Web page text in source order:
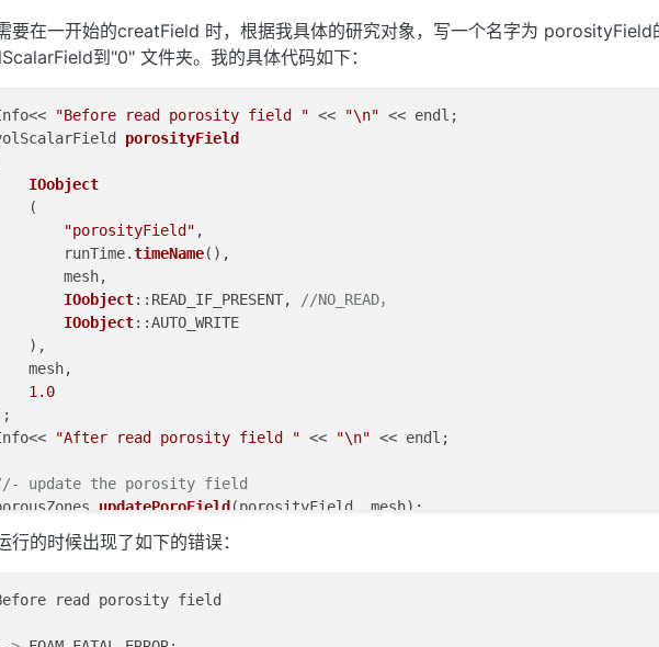
要在一开始的creatField 时，根据我具体的研究对象，写一个名字为 porosityField
到"0" 文件夹。我的具体代码如下：
"Before read porosity field " << "\n" << endl;
porosityField
IOobject
(
"porosityField" ,
runTime.
timeName(),
mesh,
IOobject::READ_IF_PRESENT, //NO_READ，
IOobject::AUTO_WRITE
),
mesh,
1.0
"After read porosity field " << "\n" << endl;
update the porosity field
updatePoroField
write the porosity field
write
行的时候出现了如下的错误：
read porosity field